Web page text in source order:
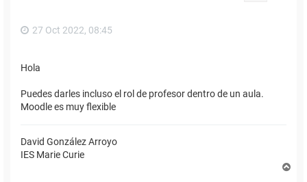
27 Oct 2022, 08:45
Hola
Puedes darles incluso el rol de profesor dentro de un aula.
Moodle es muy flexible
David González Arroyo
IES Marie Curie